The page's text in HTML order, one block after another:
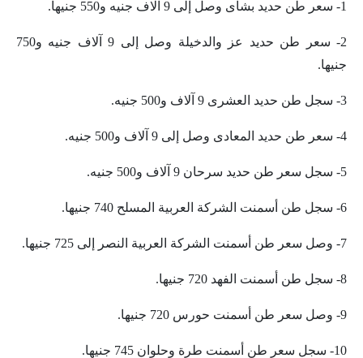
1- سعر طن حديد بشاى وصل إلى 9 آلاف جنيه و550 جنيها.
2- سعر طن حديد عز والدخيلة وصل إلى 9 آلاف جنيه و750
جنيها.
3- سجل طن حديد العشرى 9 آلاف و500 جنيه.
4- سعر طن حديد المعادى وصل إلى 9 آلاف و500 جنيه.
5- سجل سعر طن حديد سرحان 9 آلاف و500 جنيه.
6- سجل طن أسمنت الشركة العربية المسلح 740 جنيها.
7- وصل سعر طن أسمنت الشركة العربية النصر إلى 725 جنيها.
8- سجل طن أسمنت الفهد 720 جنيها.
9- وصل سعر طن أسمنت حورس 720 جنيها.
10- سجل سعر طن أسمنت طرة وحلوان 745 جنيها.